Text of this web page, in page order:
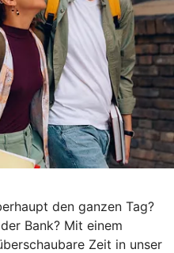
den ganzen Tag?
Bank? Mit einem
Zeit in unser